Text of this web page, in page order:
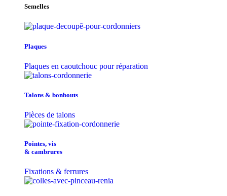
Semelles
Plaques
Plaques en caoutchouc pour réparation
Talons & bonbouts
Pièces de talons
Pointes, vis
& cambrures
Fixations & ferrures